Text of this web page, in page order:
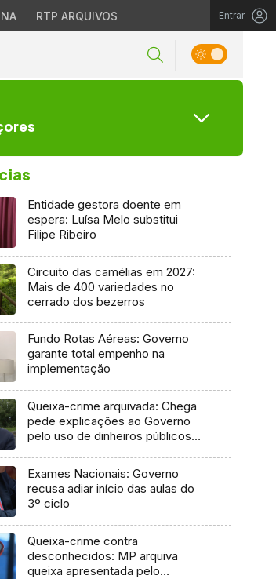
RTP ARQUIVOS Entrar
Entidade gestora doente em
espera: Luísa Melo substitui
Filipe Ribeiro
Circuito das camélias em 2027:
Mais de 400 variedades no
cerrado dos bezerros
Fundo Rotas Aéreas: Governo
garante total empenho na
implementação
Queixa-crime arquivada: Chega
pede explicações ao Governo
pelo uso de dinheiros públicos
Exames Nacionais: Governo
recusa adiar início das aulas do
3º ciclo
Queixa-crime contra
desconhecidos: MP arquiva
queixa apresentada pelo